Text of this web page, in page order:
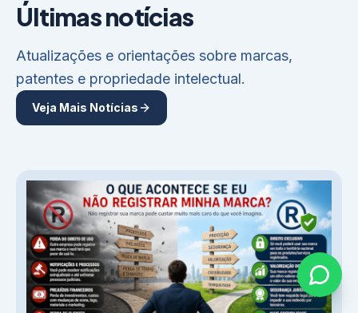
Últimas notícias
Atualizações e orientações sobre marcas,
patentes e propriedade intelectual.
Veja Mais Notícias